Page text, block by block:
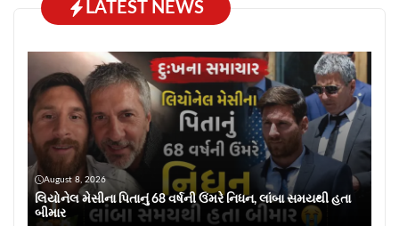
LATEST NEWS
August 8, 2026
લિયોનેલ મેસીના પિતાનું 68 વર્ષની ઉંમરે નિધન, લાંબા સમયથી હતા
બીમાર